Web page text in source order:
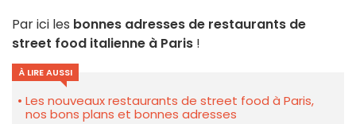
Par ici les bonnes adresses de restaurants de
street food italienne à Paris !
À LIRE AUSSI
Les nouveaux restaurants de street food à Paris,
nos bons plans et bonnes adresses